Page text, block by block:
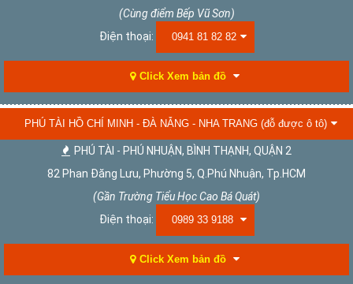
(Cùng điểm Bếp Vũ Sơn)
Điện thoại:
0941 81 82 82
Click Xem bản đồ
PHÚ TÀI HỒ CHÍ MINH - ĐÀ NẴNG - NHA TRANG (đỗ được ô tô)
PHÚ TÀI - PHÚ NHUẬN, BÌNH THẠNH, QUẬN 2
82 Phan Đăng Lưu, Phường 5, Q.Phú Nhuận, Tp.HCM
(Gần Trường Tiểu Học Cao Bá Quát)
Điện thoại:
0989 33 9188
Click Xem bản đồ